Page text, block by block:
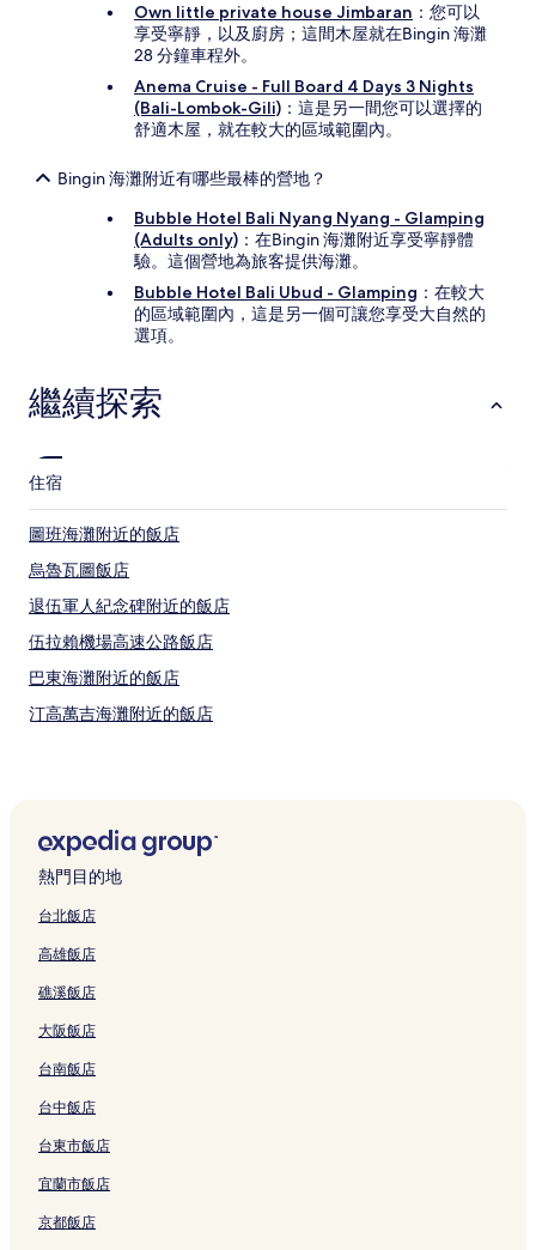
Own little private house Jimbaran ：您可以
享受寧靜，以及廚房；這間木屋就在Bingin 海灘
28 分鐘車程外。
Anema Cruise - Full Board 4 Days 3 Nights
(Bali-Lombok-Gili) ：這是另一間您可以選擇的
舒適木屋，就在較大的區域範圍內。
Bingin 海灘附近有哪些最棒的營地？
Bubble Hotel Bali Nyang Nyang - Glamping
(Adults only) ：在Bingin 海灘附近享受寧靜體
驗。這個營地為旅客提供海灘。
Bubble Hotel Bali Ubud - Glamping ：在較大
的區域範圍內，這是另一個可讓您享受大自然的
選項。
繼續探索
住宿
圖班海灘附近的飯店
烏魯瓦圖飯店
退伍軍人紀念碑附近的飯店
伍拉賴機場高速公路飯店
巴東海灘附近的飯店
汀高萬吉海灘附近的飯店
庫圖飯店
Jenggala 陶藝工坊附近的飯店
佩卡圖飯店
伍拉賴國際機場附近的飯店
卡姆皮爾飯店
巴東巴東海灘附近的飯店
峇里島最南端附近的飯店
金巴蘭海灘附近的飯店
烏魯瓦圖寺附近的飯店
金巴蘭市場附近的飯店
金巴蘭灣飯店
熱門目的地
台北飯店
高雄飯店
礁溪飯店
大阪飯店
台南飯店
台中飯店
台東市飯店
宜蘭市飯店
京都飯店